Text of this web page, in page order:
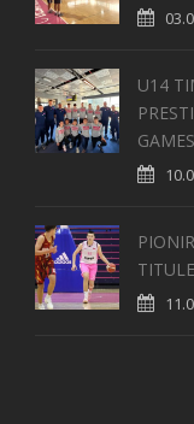
U14
TITULE